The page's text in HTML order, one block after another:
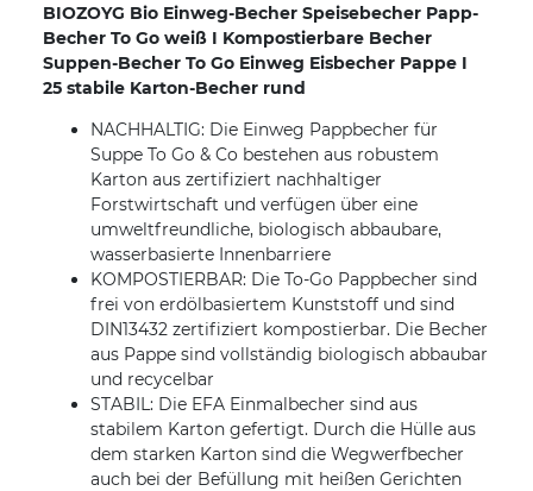
BIOZOYG Bio Einweg-Becher Speisebecher Papp-
Becher To Go weiß I Kompostierbare Becher
Suppen-Becher To Go Einweg Eisbecher Pappe I
25 stabile Karton-Becher rund
NACHHALTIG: Die Einweg Pappbecher für
Suppe To Go & Co bestehen aus robustem
Karton aus zertifiziert nachhaltiger
Forstwirtschaft und verfügen über eine
umweltfreundliche, biologisch abbaubare,
wasserbasierte Innenbarriere
KOMPOSTIERBAR: Die To-Go Pappbecher sind
frei von erdölbasiertem Kunststoff und sind
DIN13432 zertifiziert kompostierbar. Die Becher
aus Pappe sind vollständig biologisch abbaubar
und recycelbar
STABIL: Die EFA Einmalbecher sind aus
stabilem Karton gefertigt. Durch die Hülle aus
dem starken Karton sind die Wegwerfbecher
auch bei der Befüllung mit heißen Gerichten